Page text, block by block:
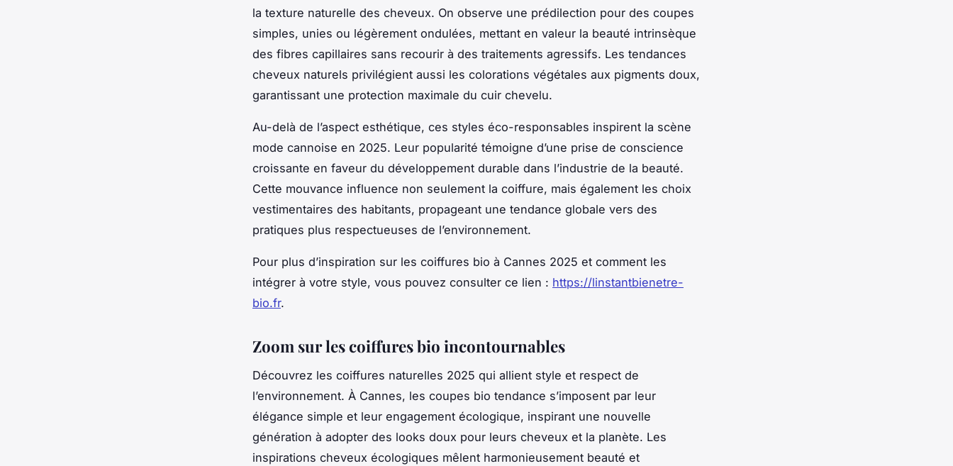
la texture naturelle des cheveux. On observe une prédilection pour des coupes
simples, unies ou légèrement ondulées, mettant en valeur la beauté intrinsèque
des fibres capillaires sans recourir à des traitements agressifs. Les tendances
cheveux naturels privilégient aussi les colorations végétales aux pigments doux,
garantissant une protection maximale du cuir chevelu.
Au-delà de l’aspect esthétique, ces styles éco-responsables inspirent la scène
mode cannoise en 2025. Leur popularité témoigne d’une prise de conscience
croissante en faveur du développement durable dans l’industrie de la beauté.
Cette mouvance influence non seulement la coiffure, mais également les choix
vestimentaires des habitants, propageant une tendance globale vers des
pratiques plus respectueuses de l’environnement.
Pour plus d’inspiration sur les coiffures bio à Cannes 2025 et comment les
intégrer à votre style, vous pouvez consulter ce lien : https://linstantbienetre-
bio.fr.
Zoom sur les coiffures bio incontournables
Découvrez les coiffures naturelles 2025 qui allient style et respect de
l’environnement. À Cannes, les coupes bio tendance s’imposent par leur
élégance simple et leur engagement écologique, inspirant une nouvelle
génération à adopter des looks doux pour leurs cheveux et la planète. Les
inspirations cheveux écologiques mêlent harmonieusement beauté et